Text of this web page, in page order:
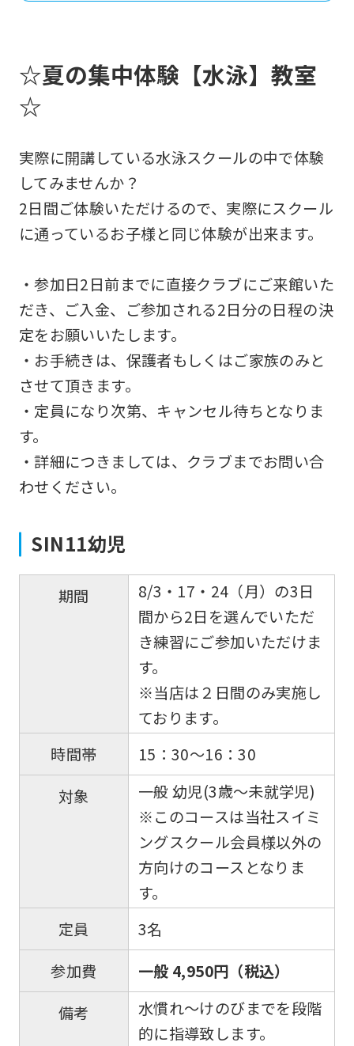
☆夏の集中体験【水泳】教室
☆
実際に開講している水泳スクールの中で体験
してみませんか？
2日間ご体験いただけるので、実際にスクール
に通っているお子様と同じ体験が出来ます。
・参加日2日前までに直接クラブにご来館いた
だき、ご入金、ご参加される2日分の日程の決
定をお願いいたします。
・お手続きは、保護者もしくはご家族のみと
させて頂きます。
・定員になり次第、キャンセル待ちとなりま
す。
・詳細につきましては、クラブまでお問い合
わせください。
SIN11幼児
期間
8/3・17・24（月）の3日
間から2日を選んでいただ
き練習にご参加いただけま
す。
※当店は２日間のみ実施し
ております。
時間帯
15：30～16：30
対象
一般 幼児(3歳～未就学児)
※このコースは当社スイミ
ングスクール会員様以外の
方向けのコースとなりま
す。
定員
3名
参加費
一般 4,950円（税込）
備考
水慣れ〜けのびまでを段階
的に指導致します。